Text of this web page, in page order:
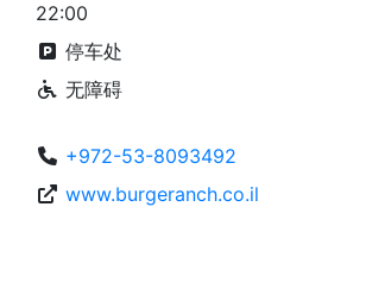
22:00
停车处
无障碍
+972-53-8093492
www.burgeranch.co.il